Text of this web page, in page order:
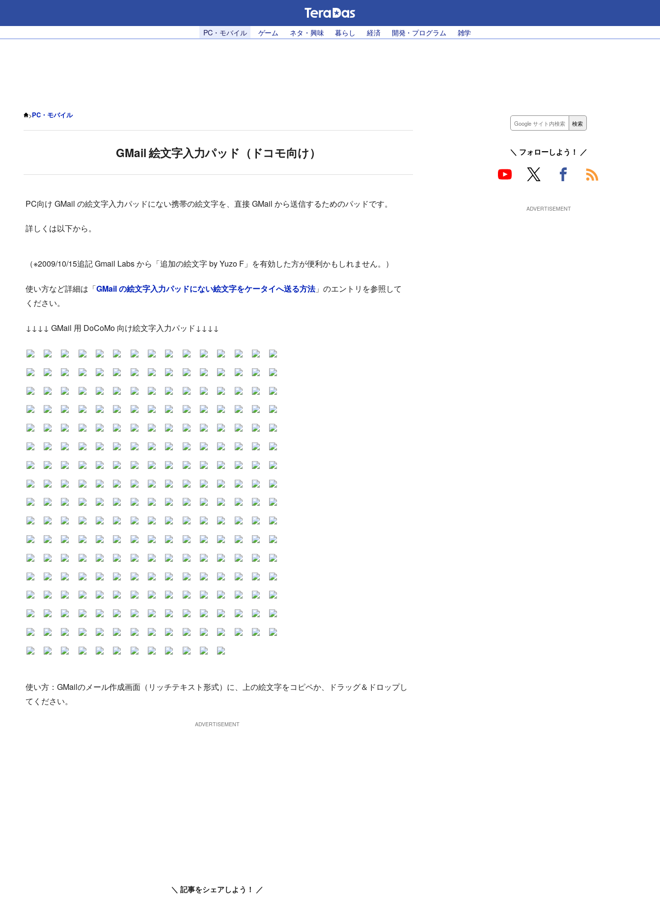
PC・モバイル ゲーム ネタ・興味 暮らし 経済 開発・プログラム 雑学
>PC・モバイル
GMail 絵文字入力パッド（ドコモ向け）
PC向け GMail の絵文字入力パッドにない携帯の絵文字を、直接 GMail から送信するためのパッドです。
詳しくは以下から。
（※2009/10/15追記 Gmail Labs から「追加の絵文字 by Yuzo F」を有効した方が便利かもしれません。）
使い方など詳細は「GMail の絵文字入力パッドにない絵文字をケータイへ送る方法」のエントリを参照して
ください。
↓↓↓↓ GMail 用 DoCoMo 向け絵文字入力パッド↓↓↓↓
使い方：GMailのメール作成画面（リッチテキスト形式）に、上の絵文字をコピペか、ドラッグ＆ドロップし
てください。
＼ 記事をシェアしよう！ ／
＼ フォローしよう！ ／